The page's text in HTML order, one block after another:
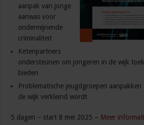
aanpak van jonge
aanwas voor
ondermijnende
criminaliteit
Ketenpartners
ondersteunen om jongeren in de wijk
bieden
Problematische jeugdgroepen
de wijk verkleind wordt
5 dagen – start 8 mei 2025 – Meer